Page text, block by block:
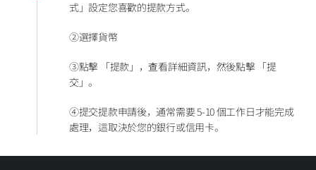
式」設定您喜歡的提款方式。
②選擇貨幣
③點擊 「提款」，查看詳細資訊，然後點擊 「提
交」。
④提交提款申請後，通常需要 5-10 個工作日才能完成
處理，這取決於您的銀行或信用卡。